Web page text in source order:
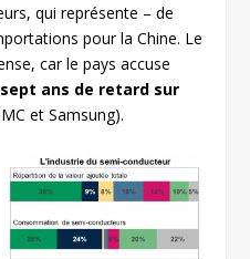
qui représente – de
pour la Chine. Le
car le pays accuse
ans de retard sur
et Samsung).